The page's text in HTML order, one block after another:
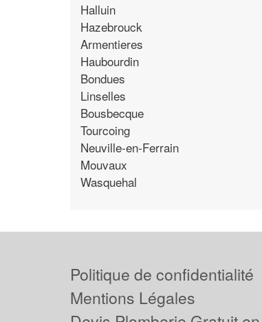
Halluin
Hazebrouck
Armentieres
Haubourdin
Bondues
Linselles
Bousbecque
Tourcoing
Neuville-en-Ferrain
Mouvaux
Wasquehal
Politique de confidentialité
Mentions Légales